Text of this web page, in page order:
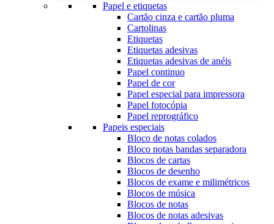
Papel e etiquetas
Cartão cinza e cartão pluma
Cartolinas
Etiquetas
Etiquetas adesivas
Etiquetas adesivas de anéis
Papel continuo
Papel de cor
Papel especial para impressora
Papel fotocópia
Papel reprográfico
Papeis especiais
Bloco de notas colados
Bloco notas bandas separadora
Blocos de cartas
Blocos de desenho
Blocos de exame e milimétricos
Blocos de música
Blocos de notas
Blocos de notas adesivas